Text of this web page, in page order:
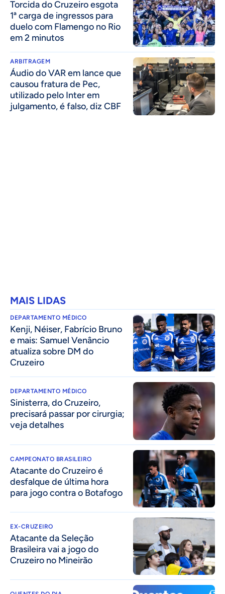
Torcida do Cruzeiro esgota
1ª carga de ingressos para
duelo com Flamengo no Rio
em 2 minutos
ARBITRAGEM
Áudio do VAR em lance que
causou fratura de Pec,
utilizado pelo Inter em
julgamento, é falso, diz CBF
MAIS LIDAS
DEPARTAMENTO MÉDICO
Kenji, Néiser, Fabrício Bruno
e mais: Samuel Venâncio
atualiza sobre DM do
Cruzeiro
DEPARTAMENTO MÉDICO
Sinisterra, do Cruzeiro,
precisará passar por cirurgia;
veja detalhes
CAMPEONATO BRASILEIRO
Atacante do Cruzeiro é
desfalque de última hora
para jogo contra o Botafogo
EX-CRUZEIRO
Atacante da Seleção
Brasileira vai a jogo do
Cruzeiro no Mineirão